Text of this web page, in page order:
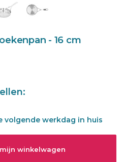
- 16 cm
volgende werkdag in huis
winkelwagen